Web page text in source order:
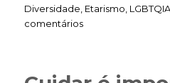
Diversidade Etarismo
comentáriosem